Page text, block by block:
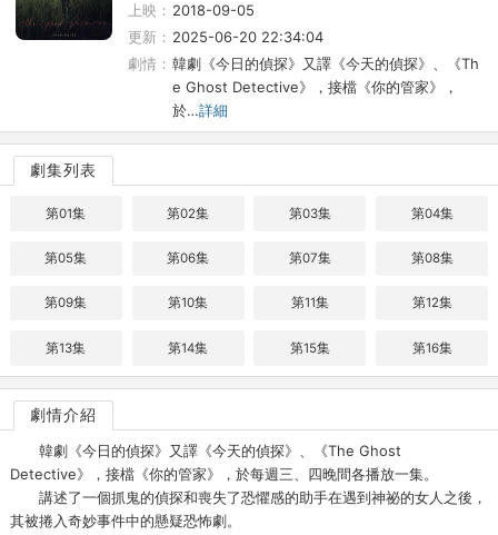
上映： 2018-09-05
更新： 2025-06-20 22:34:04
劇情： 韓劇《今日的偵探》又譯《今天的偵探》、《Th
e Ghost Detective》，接檔《你的管家》，
於…詳細
劇集列表
第01集 第02集 第03集 第04集
第05集 第06集 第07集 第08集
第09集 第10集 第11集 第12集
第13集 第14集 第15集 第16集
劇情介紹
韓劇《今日的偵探》又譯《今天的偵探》、《The Ghost
Detective》，接檔《你的管家》，於每週三、四晚間各播放一集。
講述了一個抓鬼的偵探和喪失了恐懼感的助手在遇到神祕的女人之後，
其被捲入奇妙事件中的懸疑恐怖劇。